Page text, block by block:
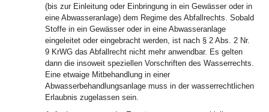
(bis zur Einleitung oder Einbringung in ein Gewässer oder in
eine Abwasseranlage) dem Regime des Abfallrechts. Sobald
Stoffe in ein Gewässer oder in eine Abwasseranlage
eingeleitet oder eingebracht werden, ist nach § 2 Abs. 2 Nr.
9 KrWG das Abfallrecht nicht mehr anwendbar. Es gelten
dann die insoweit speziellen Vorschriften des Wasserrechts.
Eine etwaige Mitbehandlung in einer
Abwasserbehandlungsanlage muss in der wasserrechtlichen
Erlaubnis zugelassen sein.